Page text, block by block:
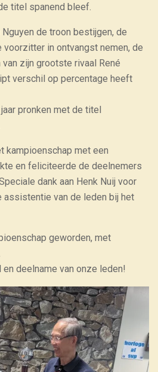
titel spanend bleef.
de troon bestijgen, de
voorzitter in ontvangst nemen, de
zijn grootste rivaal René
verschil op percentage heeft
pronken met de titel
kampioenschap met een
en feliciteerde de deelnemers
dank aan Henk Nuij voor
assistentie van de leden bij het
geworden, met
deelname van onze leden!